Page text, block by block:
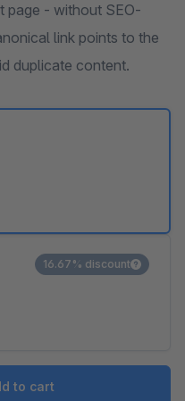
page - without SEO-
link points to the
duplicate content.
16.67% discount
to cart